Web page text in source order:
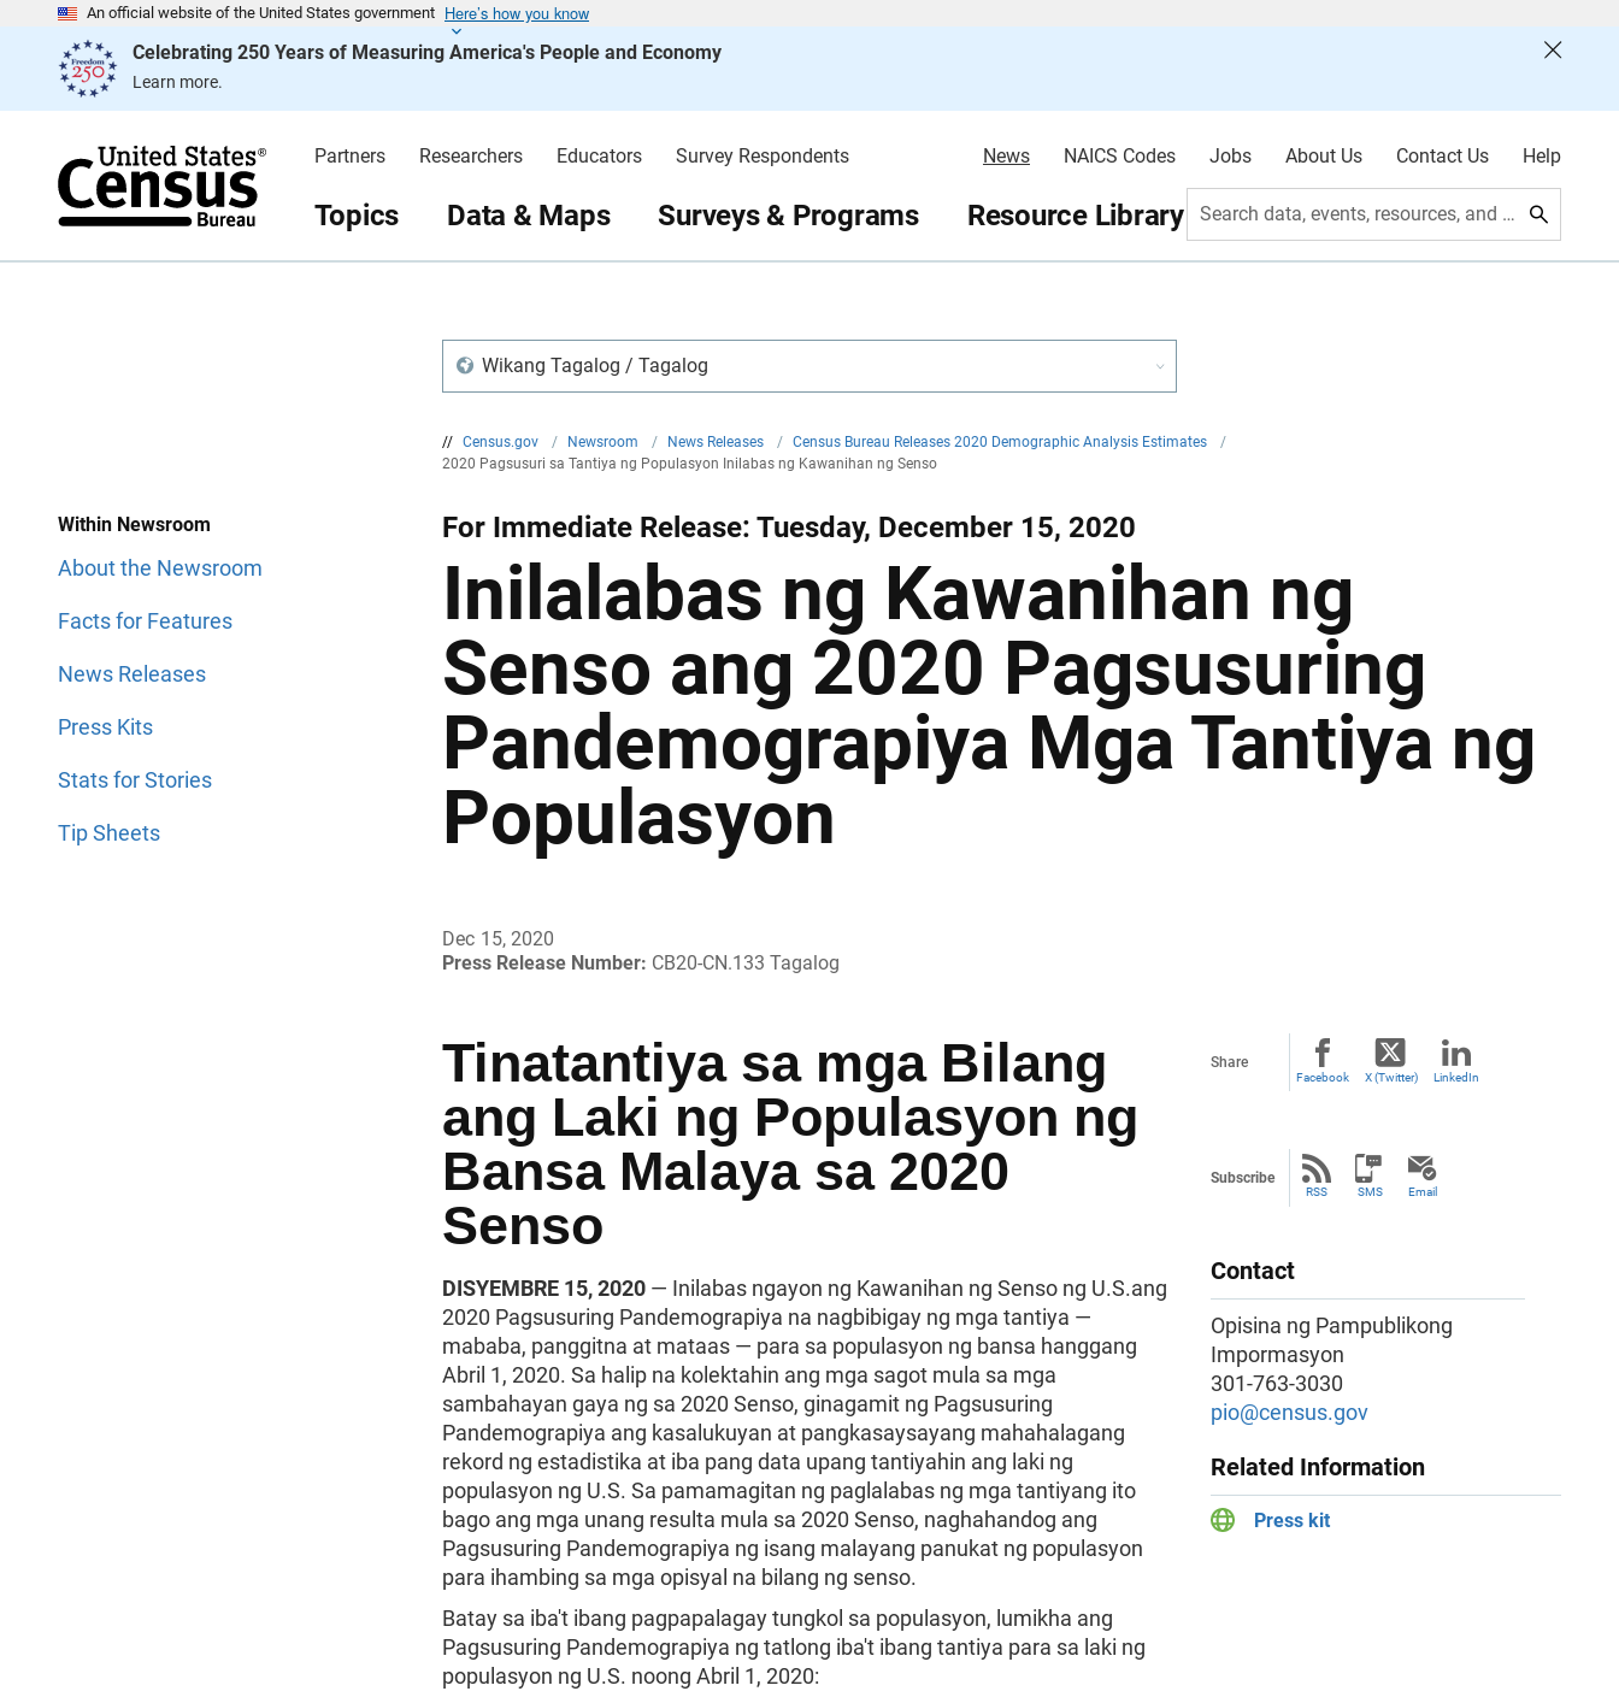
An official website of the United States government Here’s how you know
Celebrating 250 Years of Measuring America's People and Economy
Learn more.
e
Partners Researchers Educators Survey Respondents News NAICS Codes Jobs About Us Contact Us Help
Topics Data & Maps Surveys & Programs Resource Library Search data, events, resources, and more
Wikang Tagalog / Tagalog
// Census.gov / Newsroom / News Releases / Census Bureau Releases 2020 Demographic Analysis Estimates
/
2020 Pagsusuri sa Tantiya ng Populasyon Inilabas ng Kawanihan ng Senso
a
n
Within Newsroom
About the Newsroom
Facts for Features
News Releases
Press Kits
Stats for Stories
Tip Sheets
For Immediate Release: Tuesday, December 15, 2020
Inilalabas ng Kawanihan ng
Senso ang 2020 Pagsusuring
Pandemograpiya Mga Tantiya ng
Populasyon
Dec 15, 2020
Press Release Number: CB20-CN.133 Tagalog
Tinatantiya sa mga Bilang
ang Laki ng Populasyon ng
Bansa Malaya sa 2020
Senso
DISYEMBRE 15, 2020 — Inilabas ngayon ng Kawanihan ng Senso ng U.S.ang
2020 Pagsusuring Pandemograpiya na nagbibigay ng mga tantiya —
mababa, panggitna at mataas — para sa populasyon ng bansa hanggang
Abril 1, 2020. Sa halip na kolektahin ang mga sagot mula sa mga
sambahayan gaya ng sa 2020 Senso, ginagamit ng Pagsusuring
Pandemograpiya ang kasalukuyan at pangkasaysayang mahahalagang
rekord ng estadistika at iba pang data upang tantiyahin ang laki ng
populasyon ng U.S. Sa pamamagitan ng paglalabas ng mga tantiyang ito
bago ang mga unang resulta mula sa 2020 Senso, naghahandog ang
Pagsusuring Pandemograpiya ng isang malayang panukat ng populasyon
para ihambing sa mga opisyal na bilang ng senso.
Batay sa iba't ibang pagpapalagay tungkol sa populasyon, lumikha ang
Pagsusuring Pandemograpiya ng tatlong iba't ibang tantiya para sa laki ng
populasyon ng U.S. noong Abril 1, 2020:
Share
Facebook X (Twitter) LinkedIn
Subscribe
RSS SMS Email
Contact
Opisina ng Pampublikong
Impormasyon
301-763-3030
pio@census.gov
Related Information
Press kit